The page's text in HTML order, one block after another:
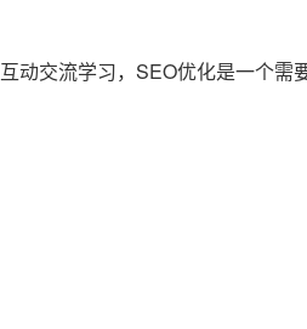
交流学习，SEO优化是一个需